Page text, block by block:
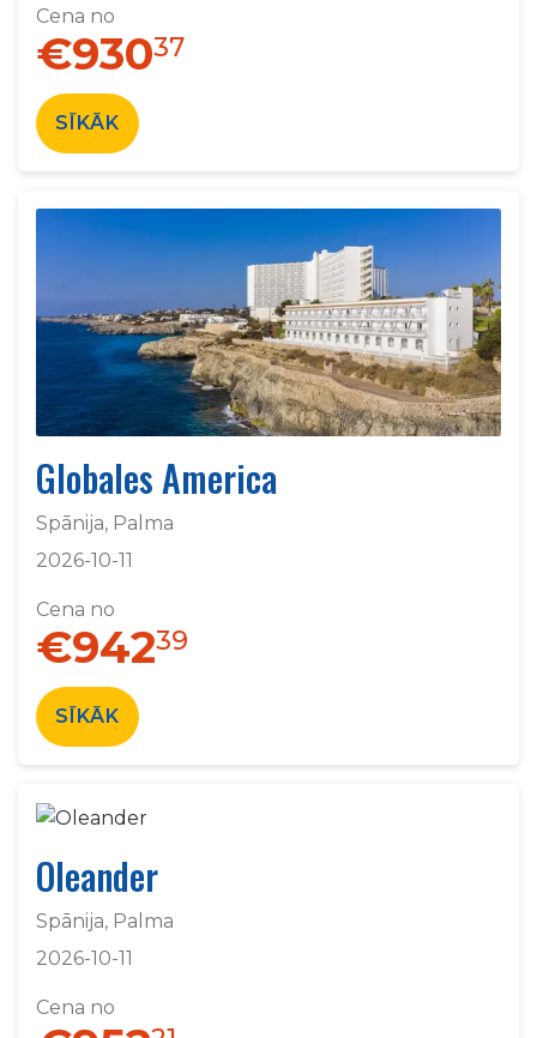
Cena no
€93037
SĪKĀK
Globales America
Spānija, Palma
2026-10-11
Cena no
€94239
SĪKĀK
Oleander
Spānija, Palma
2026-10-11
Cena no